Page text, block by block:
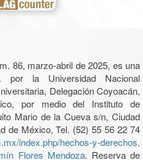
86, marzo-abril de 2025, es una
por la Universidad Nacional
Delegación Coyoacán,
por medio del Instituto de
Mario de la Cueva s/n, Ciudad
de México, Tel. (52) 55 56 22 74
index.php/hechos-y-derechos.
Flores Mendoza. Reserva de